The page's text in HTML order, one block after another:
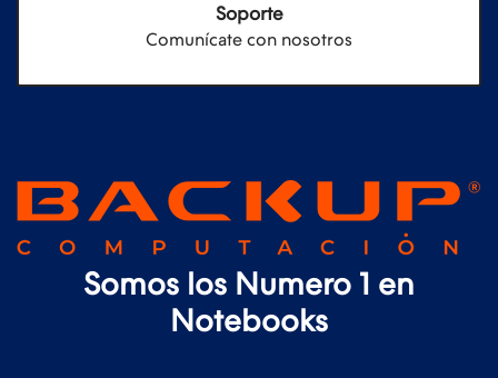
Soporte
Comunícate con nosotros
Somos los Numero 1 en
Notebooks